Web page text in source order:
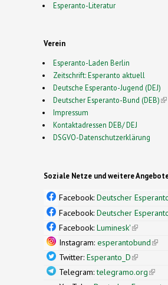
Esperanto-Literatur
Verein
Esperanto-Laden Berlin
Zeitschrift: Esperanto aktuell
Deutsche Esperanto-Jugend (DEJ)
Deutscher Esperanto-Bund (DEB)
Impressum
Kontaktadressen DEB/ DEJ
DSGVO-Datenschutzerklärung
Soziale Netze und weitere
Facebook: Deutscher
Facebook: Deutscher
Facebook: Luminesk'(link is
Instagram: esperantobund(link
Twitter: Esperanto_D(link is
Telegram:telegramo.org(link